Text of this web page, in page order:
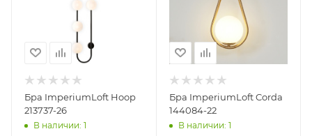
Бра ImperiumLoft Hoop
213737-26
В наличии: 1
Бра ImperiumLoft Corda
144084-22
В наличии: 1